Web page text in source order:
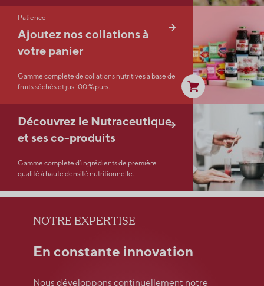
Patience
Ajoutez nos collations à
votre panier
Gamme complète de collations nutritives à base de
fruits séchés et jus 100 % purs.
Découvrez le Nutraceutique
et ses co-produits
Gamme complète d’ingrédients de première
qualité à haute densité nutritionnelle.
NOTRE EXPERTISE
En constante innovation
Nous développons continuellement notre